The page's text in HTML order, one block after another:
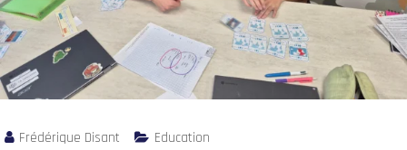
Frédérique Disant Education